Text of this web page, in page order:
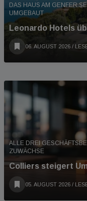
DAS HAUS AM GENFER
UMGEBAUT
Leonardo Hotels
06. AUGUST 2026 /
ALLE DREI
ZUWÄCHSE
Colliers steigert
05. AUGUST 2026 /